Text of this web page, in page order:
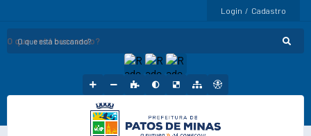
Login / Cadastro
O que está buscando?